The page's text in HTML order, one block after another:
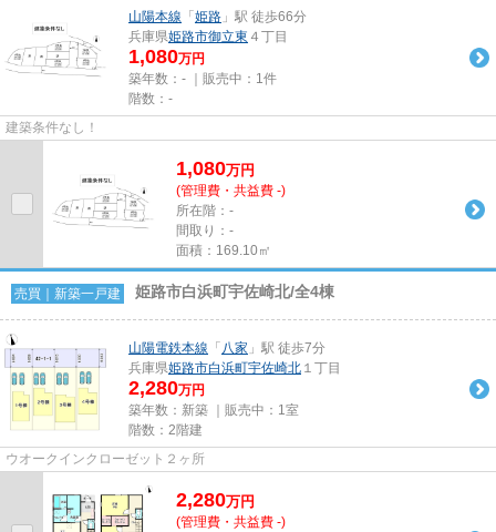
山陽本線 「 姫路 」駅 徒歩66分
兵庫県姫路市御立東 ４丁目
1,080万円
築年数：- ｜販売中： 1件
階数：-
建築条件なし！
1,080万円
(管理費・共益費 -)
所在階：-
間取り：-
面積：169.10㎡
売買｜新築一戸建 姫路市白浜町宇佐崎北/全4棟
山陽電鉄本線 「 八家 」駅 徒歩7分
兵庫県姫路市白浜町宇佐崎北 １丁目
2,280万円
築年数：新築 ｜販売中： 1室
階数：2階建
ウオークインクローゼット２ヶ所
2,280万円
(管理費・共益費 -)